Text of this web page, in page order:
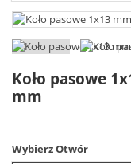
Koło pasowe
mm
Wybierz Otwór